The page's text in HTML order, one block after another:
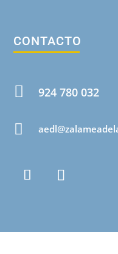
CONTACTO
 924 780 032
